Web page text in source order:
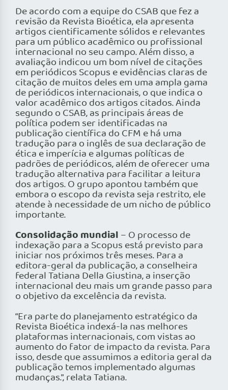
De acordo com a equipe do CSAB que fez a
revisão da Revista Bioética, ela apresenta
artigos cientificamente sólidos e relevantes
para um público acadêmico ou profissional
internacional no seu campo. Além disso, a
avaliação indicou um bom nível de citações
em periódicos Scopus e evidências claras de
citação de muitos deles em uma ampla gama
de periódicos internacionais, o que indica o
valor acadêmico dos artigos citados. Ainda
segundo o CSAB, as principais áreas de
política podem ser identificadas na
publicação científica do CFM e há uma
tradução para o inglês de sua declaração de
ética e imperícia e algumas políticas de
padrões de periódicos, além de oferecer uma
tradução alternativa para facilitar a leitura
dos artigos. O grupo apontou também que
embora o escopo da revista seja restrito, ele
atende à necessidade de um nicho de público
importante.
Consolidação mundial – O processo de
indexação para a Scopus está previsto para
iniciar nos próximos três meses. Para a
editora-geral da publicação, a conselheira
federal Tatiana Della Giustina, a inserção
internacional deu mais um grande passo para
o objetivo da excelência da revista.
“Era parte do planejamento estratégico da
Revista Bioética indexá-la nas melhores
plataformas internacionais, com vistas ao
aumento do fator de impacto da revista. Para
isso, desde que assumimos a editoria geral da
publicação temos implementado algumas
mudanças.”, relata Tatiana.